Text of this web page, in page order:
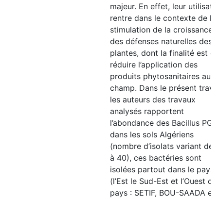
majeur. En effet, leur
rentre dans le contexte de la
stimulation de la croissance
des défenses naturelles des
plantes, dont la finalité est
réduire l’application des
produits phytosanitaires au
champ. Dans le présent
les auteurs des travaux
analysés rapportent
l’abondance des Bacillus
dans les sols Algériens
(nombre d’isolats variant de
à 40), ces bactéries sont
isolées partout dans le pays
(l’Est le Sud-Est et l’Ouest du
pays : SETIF, BOU-SAADA et